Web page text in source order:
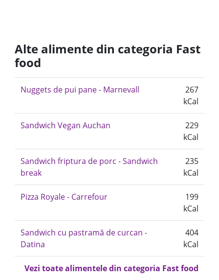
Alte alimente din categoria Fast
food
Nuggets de pui pane - Marnevall
267
kCal
Sandwich Vegan Auchan
229
kCal
Sandwich friptura de porc - Sandwich
break
235
kCal
Pizza Royale - Carrefour
199
kCal
Sandwich cu pastramă de curcan -
Datina
404
kCal
Vezi toate alimentele din categoria Fast food